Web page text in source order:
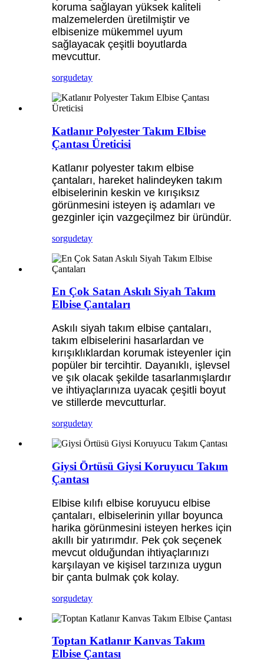
koruma sağlayan yüksek kaliteli
malzemelerden üretilmiştir ve
elbisenize mükemmel uyum
sağlayacak çeşitli boyutlarda
mevcuttur.
sorgudetay
Katlanır Polyester Takım Elbise
Çantası Üreticisi
Katlanır polyester takım elbise
çantaları, hareket halindeyken takım
elbiselerinin keskin ve kırışıksız
görünmesini isteyen iş adamları ve
gezginler için vazgeçilmez bir üründür.
sorgudetay
En Çok Satan Askılı Siyah Takım
Elbise Çantaları
Askılı siyah takım elbise çantaları,
takım elbiselerini hasarlardan ve
kırışıklıklardan korumak isteyenler için
popüler bir tercihtir. Dayanıklı, işlevsel
ve şık olacak şekilde tasarlanmışlardır
ve ihtiyaçlarınıza uyacak çeşitli boyut
ve stillerde mevcutturlar.
sorgudetay
Giysi Örtüsü Giysi Koruyucu Takım
Çantası
Elbise kılıfı elbise koruyucu elbise
çantaları, elbiselerinin yıllar boyunca
harika görünmesini isteyen herkes için
akıllı bir yatırımdır. Pek çok seçenek
mevcut olduğundan ihtiyaçlarınızı
karşılayan ve kişisel tarzınıza uygun
bir çanta bulmak çok kolay.
sorgudetay
Toptan Katlanır Kanvas Takım
Elbise Çantası